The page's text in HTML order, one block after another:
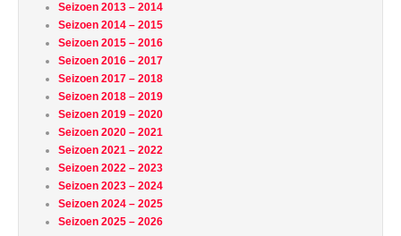
Seizoen 2013 – 2014
Seizoen 2014 – 2015
Seizoen 2015 – 2016
Seizoen 2016 – 2017
Seizoen 2017 – 2018
Seizoen 2018 – 2019
Seizoen 2019 – 2020
Seizoen 2020 – 2021
Seizoen 2021 – 2022
Seizoen 2022 – 2023
Seizoen 2023 – 2024
Seizoen 2024 – 2025
Seizoen 2025 – 2026